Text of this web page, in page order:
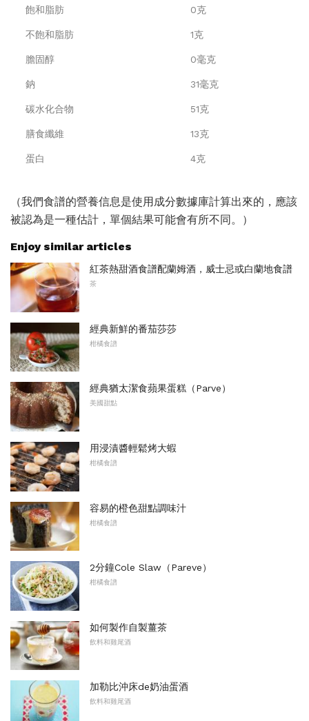
飽和脂肪 0克
不飽和脂肪 1克
膽固醇 0毫克
鈉 31毫克
碳水化合物 51克
膳食纖維 13克
蛋白 4克
（我們食譜的營養信息是使用成分數據庫計算出來的，應該
被認為是一種估計，單個結果可能會有所不同。）
Enjoy similar articles
紅茶熱甜酒食譜配蘭姆酒，威士忌或白蘭地食譜
茶
經典新鮮的番茄莎莎
柑橘食譜
經典猶太潔食蘋果蛋糕（Parve）
美國甜點
用浸漬醬輕鬆烤大蝦
柑橘食譜
容易的橙色甜點調味汁
柑橘食譜
2分鐘Cole Slaw（Pareve）
柑橘食譜
如何製作自製薑茶
飲料和雞尾酒
加勒比沖床de奶油蛋酒
飲料和雞尾酒